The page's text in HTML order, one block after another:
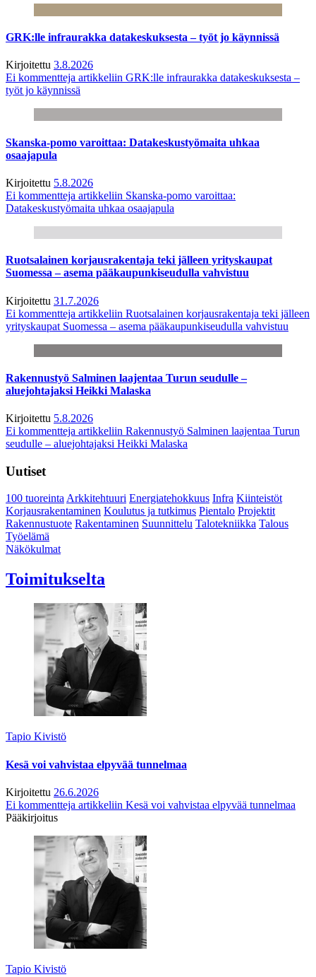
GRK:lle infraurakka datakeskuksesta – työt jo käynnissä
Kirjoitettu 3.8.2026
Ei kommentteja artikkeliin GRK:lle infraurakka datakeskuksesta –
työt jo käynnissä
Skanska-pomo varoittaa: Datakeskustyömaita uhkaa
osaajapula
Kirjoitettu 5.8.2026
Ei kommentteja artikkeliin Skanska-pomo varoittaa:
Datakeskustyömaita uhkaa osaajapula
Ruotsalainen korjausrakentaja teki jälleen yrityskaupat
Suomessa – asema pääkaupunkiseudulla vahvistuu
Kirjoitettu 31.7.2026
Ei kommentteja artikkeliin Ruotsalainen korjausrakentaja teki jälleen
yrityskaupat Suomessa – asema pääkaupunkiseudulla vahvistuu
Rakennustyö Salminen laajentaa Turun seudulle –
aluejohtajaksi Heikki Malaska
Kirjoitettu 5.8.2026
Ei kommentteja artikkeliin Rakennustyö Salminen laajentaa Turun
seudulle – aluejohtajaksi Heikki Malaska
Uutiset
100 tuoreintaArkkitehtuuri Energiatehokkuus Infra Kiinteistöt
Korjausrakentaminen Koulutus ja tutkimus Pientalo Projektit
Rakennustuote Rakentaminen Suunnittelu Talotekniikka Talous
Työelämä
Näkökulmat
Toimitukselta
Tapio Kivistö
Kesä voi vahvistaa elpyvää tunnelmaa
Kirjoitettu 26.6.2026
Ei kommentteja artikkeliin Kesä voi vahvistaa elpyvää tunnelmaa
Pääkirjoitus
Tapio Kivistö